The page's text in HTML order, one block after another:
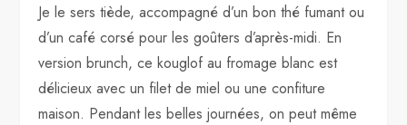
Je le sers tiède, accompagné d’un bon thé fumant ou
d’un café corsé pour les goûters d’après-midi. En
version brunch, ce kouglof au fromage blanc est
délicieux avec un filet de miel ou une confiture
maison. Pendant les belles journées, on peut même